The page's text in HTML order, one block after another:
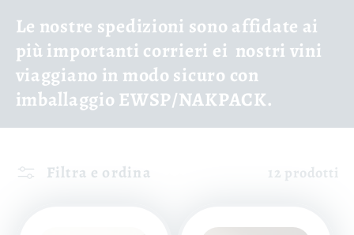
Le nostre spedizioni sono affidate ai
più importanti corrieri ei nostri vini
viaggiano in modo sicuro con
imballaggio EWSP/NAKPACK.
Filtra e ordina 12 prodotti